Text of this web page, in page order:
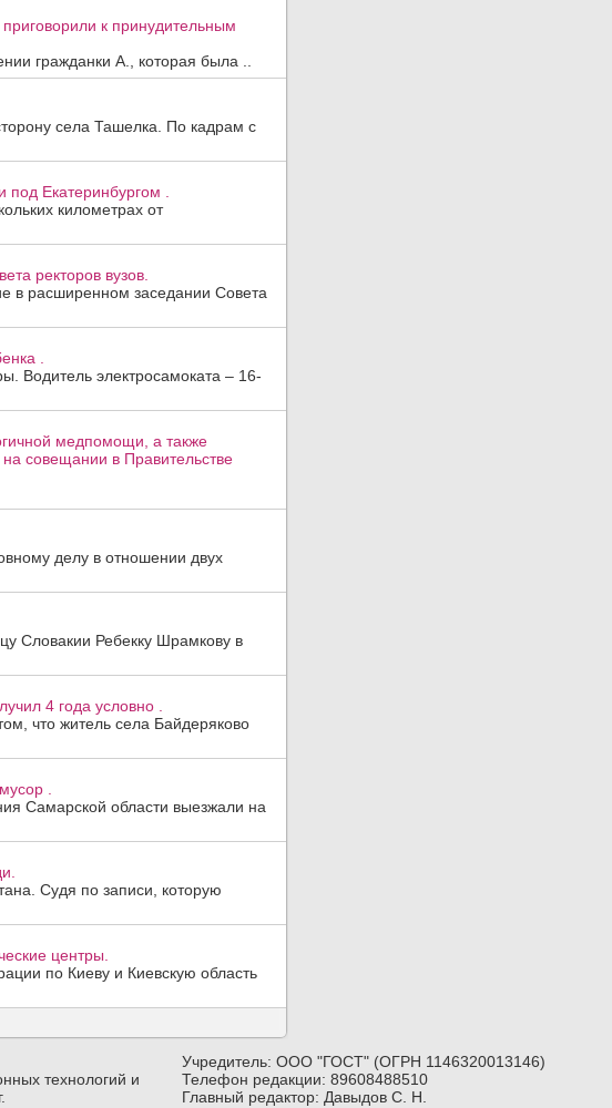
к принудительным
гражданки А., которая была ..
села Ташелка. По кадрам с
Екатеринбургом .
километрах от
ректоров вузов.
в расширенном заседании Совета
.
электросамоката – 16-
медпомощи, а также
совещании в Правительстве
делу в отношении двух
Словакии Ребекку Шрамкову в
4 года условно .
что житель села Байдеряково
.
Самарской области выезжали на
Судя по записи, которую
центры.
по Киеву и Киевскую область
технологий и
Учредитель: ООО "ГОСТ" (ОГРН 1146320013146)
Телефон редакции: 89608488510
Главный редактор: Давыдов С. Н.